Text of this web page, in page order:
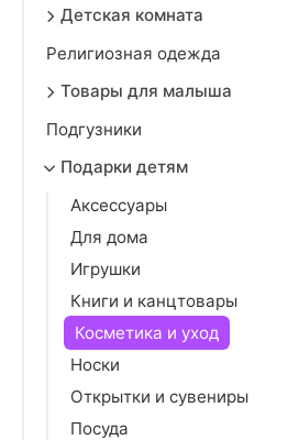
Детская комната
Религиозная одежда
Товары для малыша
Подгузники
Подарки детям
Аксессуары
Для дома
Игрушки
Книги и канцтовары
Косметика и уход
Носки
Открытки и сувениры
Посуда